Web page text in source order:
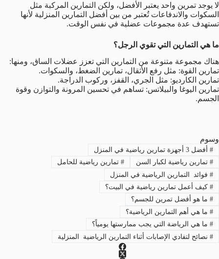
لا يوجد تمرين واحد يعتبر الأفضل، ولكن التمارين المركبة مثل
السكوات والاندفاعات تُعتبر من بين أفضل التمارين المنزلية لأنها
تستهدف عدة مجموعات عضلية في نفس الوقت.
ما هي التمارين التي تقوي الرجل؟
هناك مجموعة متنوعة من التمارين التي تعزز عضلات الساق، ومنها:
تمارين القوة: مثل رفع الأثقال، تمارين الضغط، والسكوات.
تمارين الكارديو: مثل الجري، القفز، وركوب الدراجة.
تمارين اليوغا والبيلاتس: تساهم في تحسين المرونة والتوازن وقوة
الجسم.
وسوم
#أفضل 3 أجهزة تمارين رياضية في المنزل
#تمارين رياضية لكبار السن #تمارين رياضية للحامل
#فوائد التمارين الرياضية في المنزل
#كيف أعمل تمارين رياضية في البيت؟
#ما هو أفضل تمرين للجسم؟
#ما هي أهم التمارين الرياضية؟
#ما هي الرياضة التي يجب ممارستها يومياً؟
#نصائح لتفادي الإصابات أثناء التمارين الرياضية المنزلية